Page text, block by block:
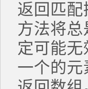
返回匹
方法将
定可能
一个的